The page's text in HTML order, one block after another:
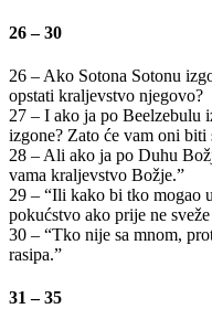
26 – 30
26 – Ako Sotona Sotonu
opstati kraljevstvo njegovo?
27 – I ako ja po Beelzebulu
izgone? Zato će vam oni biti
28 – Ali ako ja po Duhu
vama kraljevstvo Božje.”
29 – “Ili kako bi tko mogao
pokućstvo ako prije ne
30 – “Tko nije sa mnom,
rasipa.”
31 – 35